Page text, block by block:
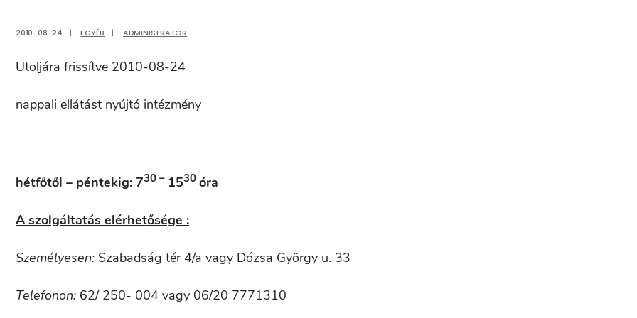
2010-08-24 | EGYÉB | ADMINISTRATOR
Utoljára frissítve 2010-08-24
nappali ellátást nyújtó intézmény
hétfőtől – péntekig: 730 – 1530 óra
A szolgáltatás elérhetősége :
Személyesen: Szabadság tér 4/a vagy Dózsa György u. 33
Telefonon: 62/ 250- 004 vagy 06/20 7771310